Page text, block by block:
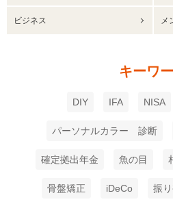
ビジネス メ
キーワ
DIY IFA NISA
パーソナルカラー 診断
確定拠出年金 魚の目
骨盤矯正 iDeCo 振